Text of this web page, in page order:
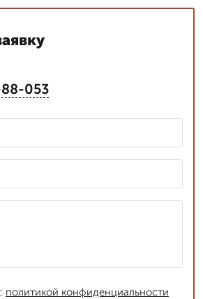
053
политикой конфиденциальности